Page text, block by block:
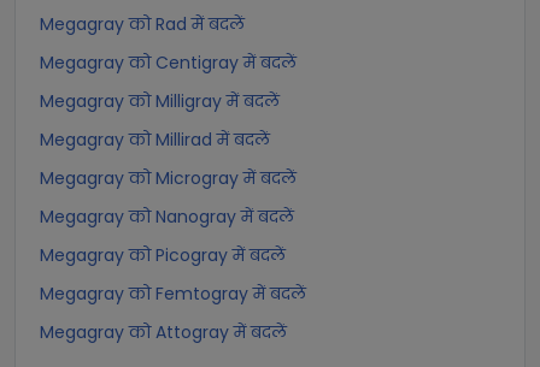
Megagray को Rad में बदलें
Megagray को Centigray में बदलें
Megagray को Milligray में बदलें
Megagray को Millirad में बदलें
Megagray को Microgray में बदलें
Megagray को Nanogray में बदलें
Megagray को Picogray में बदलें
Megagray को Femtogray में बदलें
Megagray को Attogray में बदलें